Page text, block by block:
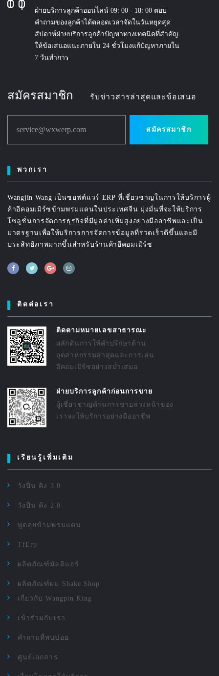
ฝ่ายบริการลูกค้าออนไลน์ 09: 00 - 18: 00 ตอบ
คำถามของลูกค้าได้ตลอดเวลาจัดในวันหยุดสุด
สัปดาห์ฝ่ายบริการลูกค้าปัญหาทางเทคนิคที่สำคัญ
ให้ข้อเสนอแนะภายใน 24 ชั่วโมงแก้ปัญหาภายใน
7 วันทำการ
สมัครสมาชิก รับข่าวสารล่าสุดและข้อเสนอ
service@wxwerp.com สมัครสมาชิก
พวกเรา
Wangjin Wang เป็นซอฟต์แวร์ ERP ที่เชี่ยวชาญในการให้บริการผู้
ค้าอีคอมเมิร์ซข้ามพรมแดนในประเทศจีน มุ่งมั่นที่จะให้บริการ
โซลูชั่นการจัดการธุรกิจที่มีมูลค่าเพิ่มสูงอย่างมืออาชีพและเป็น
มาตรฐานเพื่อให้บริการการจัดการข้อมูลที่รวดเร็วดีขึ้นและมี
ประสิทธิภาพมากขึ้นสำหรับร้านค้าอีคอมเมิร์ซ
ติดต่อเรา
ติดตามหมายเลขสาธารณะ
ผลักดันการให้คำปรึกษาด้าน
อุตสาหกรรมล่าสุดและการเล่น
อีคอมเมิร์ซอย่างสม่ำเสมอ
ฝ่ายบริการลูกค้าก่อนการขาย
ผู้เชี่ยวชาญด้านการขายล่วงหน้าของ
เราจะให้บริการอย่างมืออาชีพ
เรียนรู้เพิ่มเติม
วังปิ่น คิง 3.0
วังปิ่น คิง 2.0
พูดคุยข้ามพรมแดน
TfErp
ผลิตภัณฑ์มัลติแฮร์
ผลิตภัณฑ์ผม Shake Shop
เกี่ยวกับ Wangpin King
เข้าร่วมกับเรา
คำถามที่พบบ่อย
ศูนย์เอกสาร